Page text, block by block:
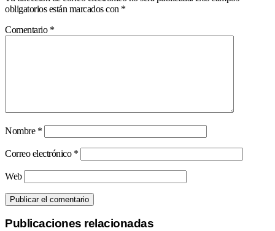
obligatorios están marcados con *
Comentario *
Nombre *
Correo electrónico *
Web
Publicaciones relacionadas